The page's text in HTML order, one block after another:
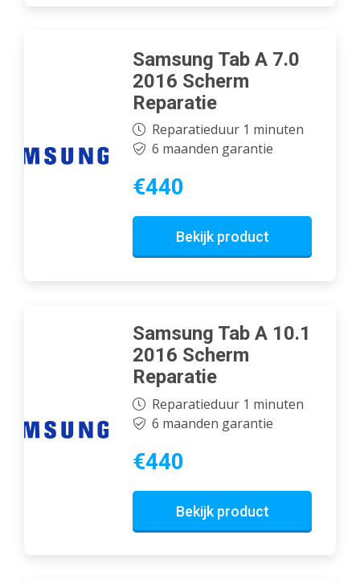
Samsung Tab A 7.0
2016 Scherm
Reparatie
Reparatieduur 1 minuten
6 maanden garantie
€440
Bekijk product
Samsung Tab A 10.1
2016 Scherm
Reparatie
Reparatieduur 1 minuten
6 maanden garantie
€440
Bekijk product